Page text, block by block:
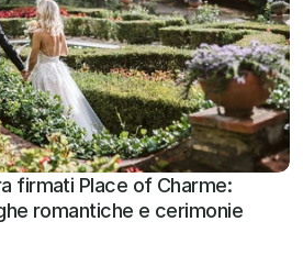
firmati Place of Charme:
romantiche e cerimonie